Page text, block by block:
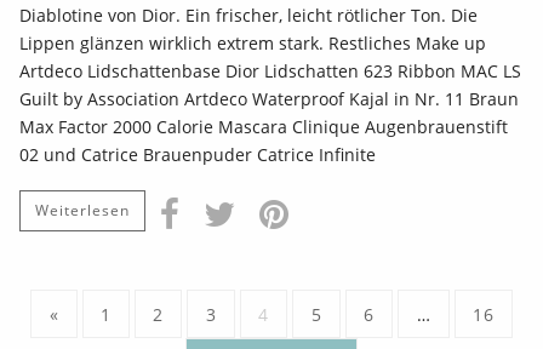
Diablotine von Dior. Ein frischer, leicht rötlicher Ton. Die
Lippen glänzen wirklich extrem stark. Restliches Make up
Artdeco Lidschattenbase Dior Lidschatten 623 Ribbon MAC LS
Guilt by Association Artdeco Waterproof Kajal in Nr. 11 Braun
Max Factor 2000 Calorie Mascara Clinique Augenbrauenstift
02 und Catrice Brauenpuder Catrice Infinite
Weiterlesen
« 1 2 3 4 5 6 … 16